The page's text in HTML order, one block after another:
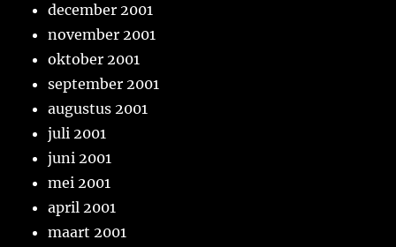
december 2001
november 2001
oktober 2001
september 2001
augustus 2001
juli 2001
juni 2001
mei 2001
april 2001
maart 2001